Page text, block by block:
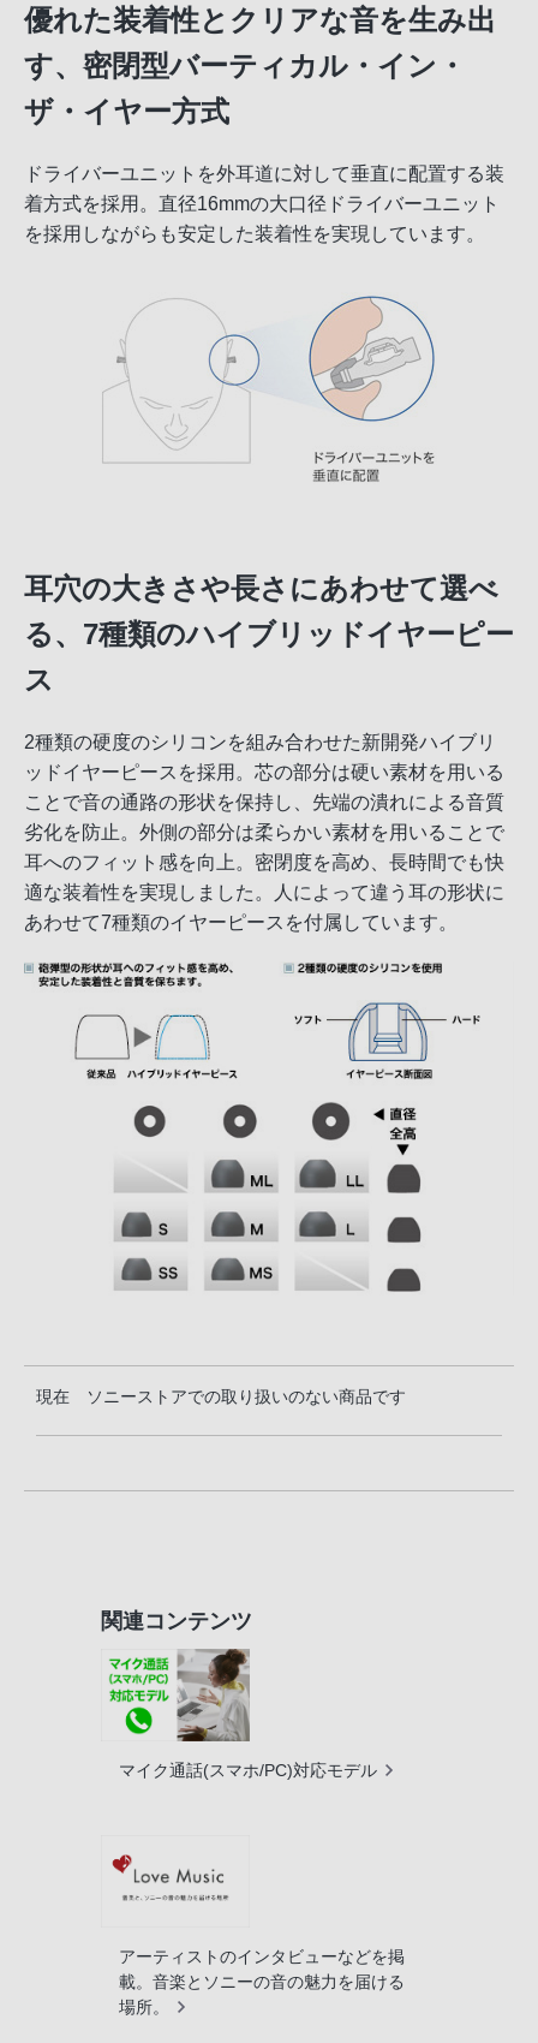
優れた装着性とクリアな音を生み出
す、密閉型バーティカル・イン・
ザ・イヤー方式
ドライバーユニットを外耳道に対して垂直に配置する装
着方式を採用。直径16mmの大口径ドライバーユニット
を採用しながらも安定した装着性を実現しています。
耳穴の大きさや長さにあわせて選べ
る、7種類のハイブリッドイヤーピー
ス
2種類の硬度のシリコンを組み合わせた新開発ハイブリ
ッドイヤーピースを採用。芯の部分は硬い素材を用いる
ことで音の通路の形状を保持し、先端の潰れによる音質
劣化を防止。外側の部分は柔らかい素材を用いることで
耳へのフィット感を向上。密閉度を高め、長時間でも快
適な装着性を実現しました。人によって違う耳の形状に
あわせて7種類のイヤーピースを付属しています。
現在 ソニーストアでの取り扱いのない商品です
関連コンテンツ
マイク通話(スマホ/PC)対応モデル
アーティストのインタビューなどを掲
載。音楽とソニーの音の魅力を届ける
場所。